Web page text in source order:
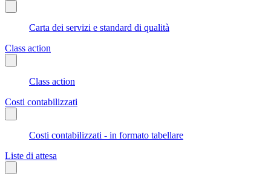
Carta dei servizi e standard di qualità
Class action
Class action
Costi contabilizzati
Costi contabilizzati - in formato tabellare
Liste di attesa